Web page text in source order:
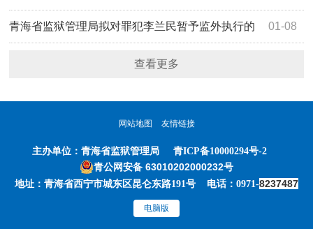
定 01-08
青海省监狱管理局拟对罪犯李兰民暂予监外执行的
查看更多
网站地图 友情链接
主办单位： 青海省监狱管理局 青ICP备10000294号-2
青公网安备 63010202000232号
地址：青海省西宁市城东区昆仑东路191号 电话：0971-8237487
电脑版